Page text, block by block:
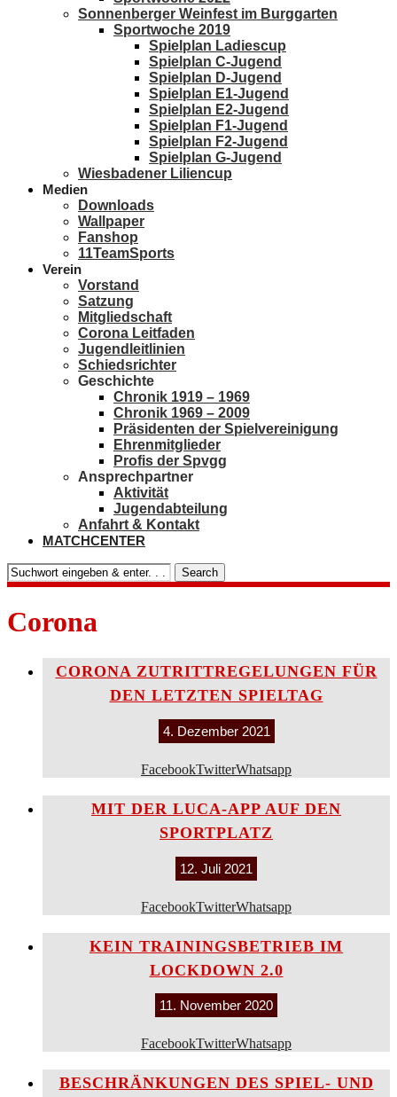
Sonnenberger Weinfest im Burggarten
Sportwoche 2019
Spielplan Ladiescup
Spielplan C-Jugend
Spielplan D-Jugend
Spielplan E1-Jugend
Spielplan E2-Jugend
Spielplan F1-Jugend
Spielplan F2-Jugend
Spielplan G-Jugend
Wiesbadener Liliencup
Medien
Downloads
Wallpaper
Fanshop
11TeamSports
Verein
Vorstand
Satzung
Mitgliedschaft
Corona Leitfaden
Jugendleitlinien
Schiedsrichter
Geschichte
Chronik 1919 – 1969
Chronik 1969 – 2009
Präsidenten der Spielvereinigung
Ehrenmitglieder
Profis der Spvgg
Ansprechpartner
Aktivität
Jugendabteilung
Anfahrt & Kontakt
MATCHCENTER
Search
Corona
CORONA ZUTRITTREGELUNGEN FÜR
DEN LETZTEN SPIELTAG
4. Dezember 2021
FacebookTwitterWhatsapp
MIT DER LUCA-APP AUF DEN
SPORTPLATZ
12. Juli 2021
FacebookTwitterWhatsapp
KEIN TRAININGSBETRIEB IM
LOCKDOWN 2.0
11. November 2020
FacebookTwitterWhatsapp
BESCHRÄNKUNGEN DES SPIEL- UND